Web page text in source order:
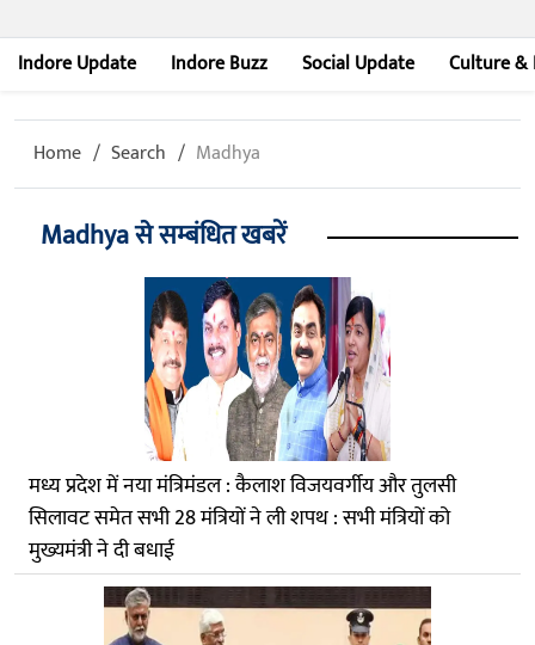
Indore Update Indore Buzz Social Update Culture &
Home Search Madhya
Madhya से सम्बंधित खबरें
मध्य प्रदेश में नया मंत्रिमंडल : कैलाश विजयवर्गीय और तुलसी
सिलावट समेत सभी 28 मंत्रियों ने ली शपथ : सभी मंत्रियों को
मुख्यमंत्री ने दी बधाई